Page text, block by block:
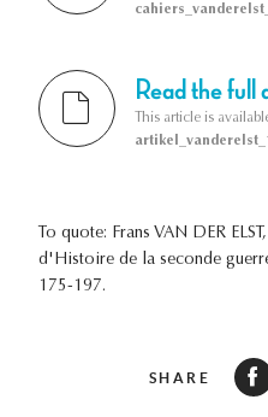
Read the full
This article is
To quote: Frans VAN DER ELST,
d'Histoire de la seconde
175-197.
SHARE